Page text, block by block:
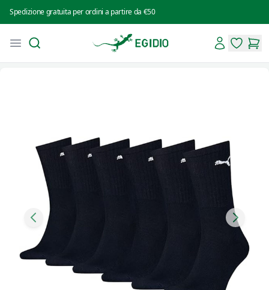
Spedizione gratuita per ordini a partire da €50
Open menu
Search
Intimo Egidio
Account
items in